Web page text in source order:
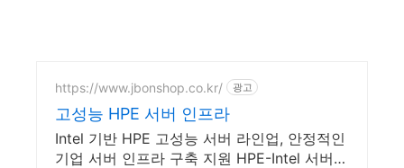
https://www.jbonshop.co.kr/ 광고
고성능 HPE 서버 인프라
Intel 기반 HPE 고성능 서버 라인업, 안정적인
기업 서버 인프라 구축 지원 HPE-Intel 서버